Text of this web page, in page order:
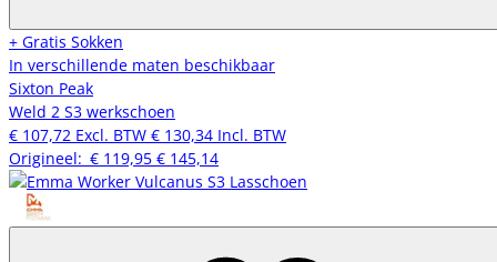
+ Gratis Sokken
In verschillende maten beschikbaar
Sixton Peak
Weld 2 S3 werkschoen
€ 107,72 Excl. BTW € 130,34 Incl. BTW
Origineel: € 119,95 € 145,14